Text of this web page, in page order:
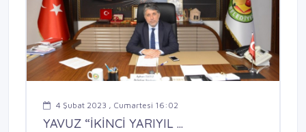
4 Şubat 2023 , Cumartesi 16:02
YAVUZ “İKİNCİ YARIYIL ...